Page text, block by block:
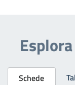
Schede